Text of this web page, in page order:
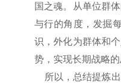
国之魂。从单位群
与行的角度，发掘
识，外化为群体和
势，实现长期战略的
所以，总结提炼出